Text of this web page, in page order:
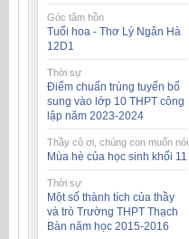
Góc tâm hồn
Tuổi hoa - Thơ Lý Ngân Hà
12D1
Thời sự
Điểm chuẩn trúng tuyển bổ
sung vào lớp 10 THPT công
lập năm 2023-2024
Thầy cô ơi, chúng con muốn nói
Mùa hè của học sinh khối 11
Thời sự
Một số thành tích của thầy
và trò Trường THPT Thạch
Bàn năm học 2015-2016